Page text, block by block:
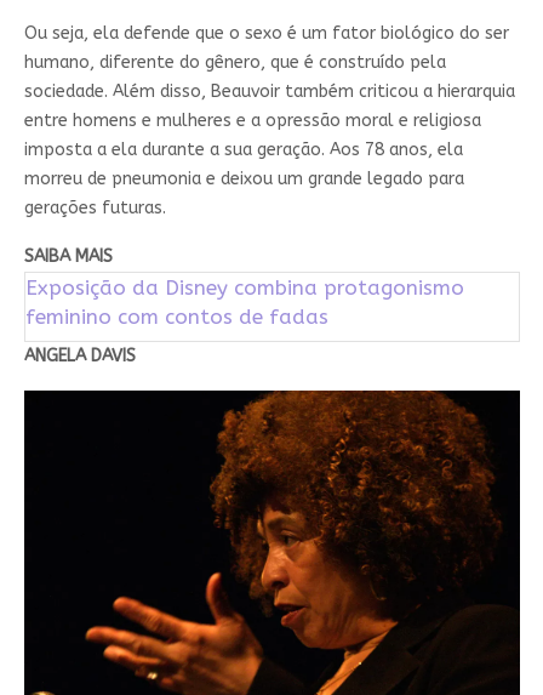
Ou seja, ela defende que o sexo é um fator biológico do ser
humano, diferente do gênero, que é construído pela
sociedade. Além disso, Beauvoir também criticou a hierarquia
entre homens e mulheres e a opressão moral e religiosa
imposta a ela durante a sua geração. Aos 78 anos, ela
morreu de pneumonia e deixou um grande legado para
gerações futuras.
SAIBA MAIS
Exposição da Disney combina protagonismo
feminino com contos de fadas
ANGELA DAVIS